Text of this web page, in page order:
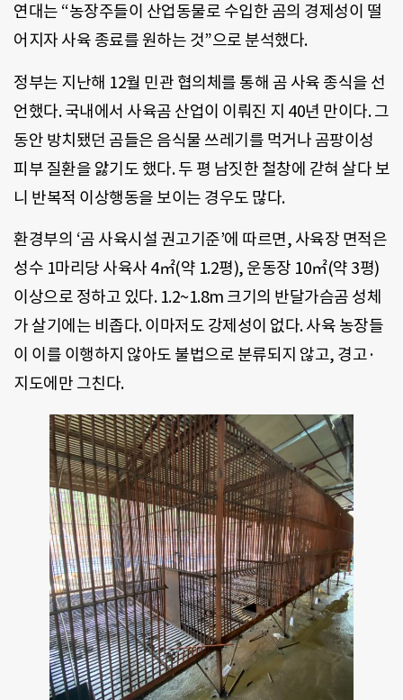
연대는 “농장주들이 산업동물로 수입한 곰의 경제성이 떨
어지자 사육 종료를 원하는 것”으로 분석했다.
정부는 지난해 12월 민관 협의체를 통해 곰 사육 종식을 선
언했다. 국내에서 사육곰 산업이 이뤄진 지 40년 만이다. 그
동안 방치됐던 곰들은 음식물 쓰레기를 먹거나 곰팡이성
피부 질환을 앓기도 했다. 두 평 남짓한 철창에 갇혀 살다 보
니 반복적 이상행동을 보이는 경우도 많다.
환경부의 ‘곰 사육시설 권고기준’에 따르면, 사육장 면적은
성수 1마리당 사육사 4㎡(약 1.2평), 운동장 10㎡(약 3평)
이상으로 정하고 있다. 1.2~1.8m 크기의 반달가슴곰 성체
가 살기에는 비좁다. 이마저도 강제성이 없다. 사육 농장들
이 이를 이행하지 않아도 불법으로 분류되지 않고, 경고·
지도에만 그친다.